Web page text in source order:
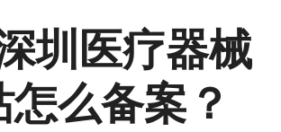
圳医疗器械
怎么备案？